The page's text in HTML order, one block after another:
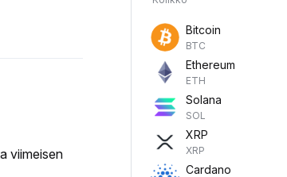
viimeisen
Bitcoin
BTC
Ethereum
ETH
Solana
SOL
XRP
XRP
Cardano